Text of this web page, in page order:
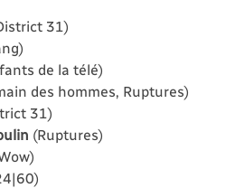
31)
de la télé)
des hommes, Ruptures)
31)
(Ruptures)